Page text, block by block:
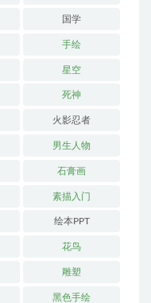
国学
手绘
星空
死神
火影忍者
男生人物
石膏画
素描入门
绘本PPT
花鸟
雕塑
黑色手绘